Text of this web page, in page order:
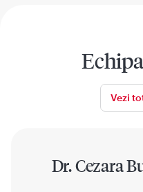
Vezi
Dr. Cezara